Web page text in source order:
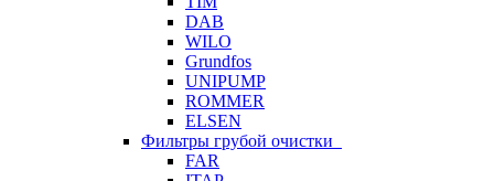
DAB
WILO
Grundfos
UNIPUMP
ROMMER
ELSEN
Фильтры грубой очистки
FAR